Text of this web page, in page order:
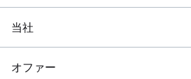
当社
オファー